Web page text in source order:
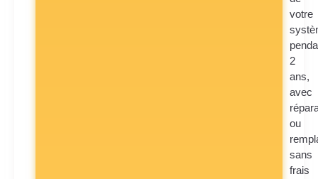
votre
2
ans,
avec
ou
sans
frais